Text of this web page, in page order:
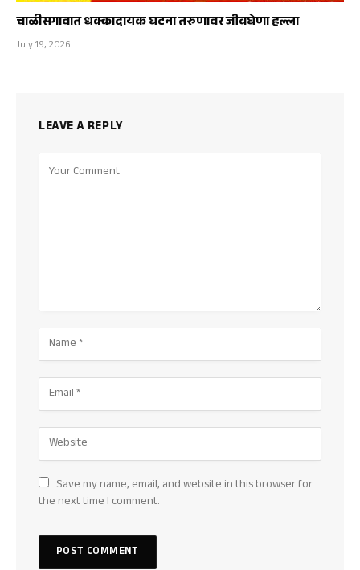
चाळीसगावात धक्कादायक घटना तरुणावर जीवघेणा हल्ला
July 19, 2026
LEAVE A REPLY
Save my name, email, and website in this browser for
the next time I comment.